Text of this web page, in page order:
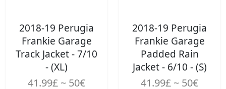
2018-19 Perugia
Frankie Garage
Track Jacket - 7/10
- (XL)
41.99£ ~ 50€
2018-19 Perugia
Frankie Garage
Padded Rain
Jacket - 6/10 - (S)
41.99£ ~ 50€